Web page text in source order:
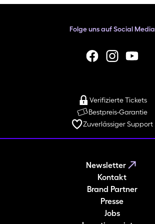
Folge uns auf Social Media
facebookInstagramYouTube
Verifizierte Tickets
Bestpreis-Garantie
Zuverlässiger Support
Newsletter
Kontakt
Brand Partner
Presse
Jobs